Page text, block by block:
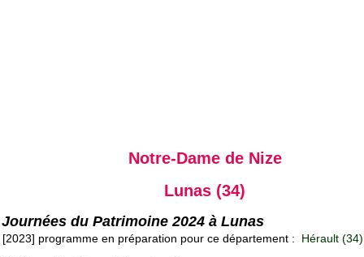
Notre-Dame de Nize
Lunas (34)
Journées du Patrimoine 2024 à Lunas
[2023] programme en préparation pour ce département : Hérault (34)